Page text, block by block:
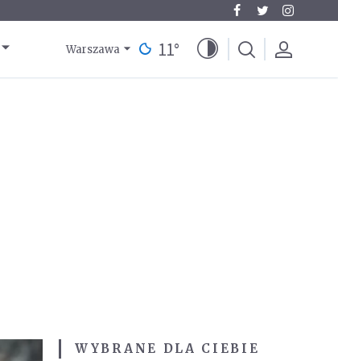
Warszawa 11°
WYBRANE DLA CIEBIE